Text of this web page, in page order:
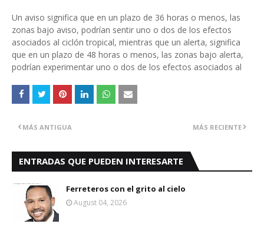
Un aviso significa que en un plazo de 36 horas o menos, las
zonas bajo aviso, podrían sentir uno o dos de los efectos
asociados al ciclón tropical, mientras que un alerta, significa
que en un plazo de 48 horas o menos, las zonas bajo alerta,
podrían experimentar uno o dos de los efectos asociados al
MÁS RECIENTE
MÁS ANTIGUA
ENTRADAS QUE PUEDEN INTERESARTE
Ferreteros con el grito al cielo
August 04, 2026